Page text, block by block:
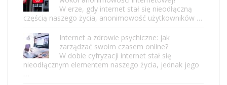
W erze, gdy internet stał się nieodłączną
częścią naszego życia, anonimowość użytkowników …
Internet a zdrowie psychiczne: jak
zarządzać swoim czasem online?
W dobie cyfryzacji internet stał się
nieodłącznym elementem naszego życia, jednak jego
…